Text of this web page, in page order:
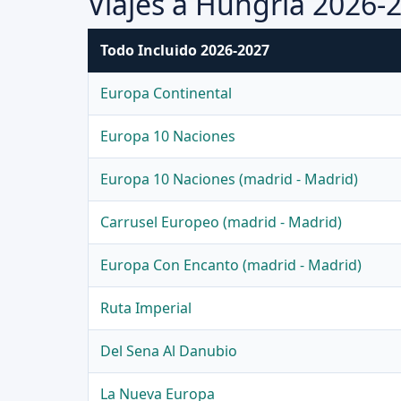
Todo Incluido 2026-2027
Europa Continental
Europa 10 Naciones
Europa 10 Naciones (madrid - Madrid)
Carrusel Europeo (madrid - Madrid)
Europa Con Encanto (madrid - Madrid)
Ruta Imperial
Del Sena Al Danubio
La Nueva Europa